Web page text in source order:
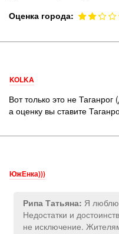
Оценка города:
KOLKA
Вот только это не
а оценку вы ставите
ЮжЕнка)))
Рипа Татьяна: Я люблю
Недостатки и
не исключение.